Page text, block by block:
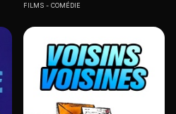
FILMS COMÉDIE